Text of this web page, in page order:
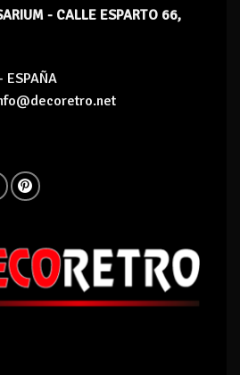
- CALLE ESPARTO 66,
ESPAÑA